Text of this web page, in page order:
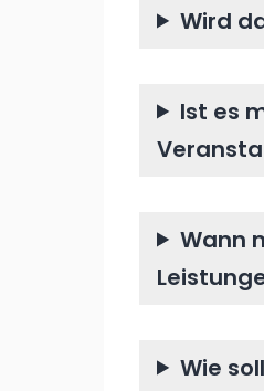
Wird
Ist es
Wann
Wie